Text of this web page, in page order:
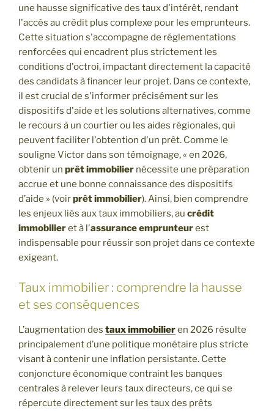
une hausse significative des taux d'intérêt, rendant
l'accès au crédit plus complexe pour les emprunteurs.
Cette situation s'accompagne de réglementations
renforcées qui encadrent plus strictement les
conditions d'octroi, impactant directement la capacité
des candidats à financer leur projet. Dans ce contexte,
il est crucial de s'informer précisément sur les
dispositifs d'aide et les solutions alternatives, comme
le recours à un courtier ou les aides régionales, qui
peuvent faciliter l'obtention d'un prêt. Comme le
souligne Victor dans son témoignage, « en 2026,
obtenir un prêt immobilier nécessite une préparation
accrue et une bonne connaissance des dispositifs
d’aide » (voirprêt immobilier). Ainsi, bien comprendre
les enjeux liés aux taux immobiliers, au crédit
immobilieret à l'assurance emprunteurest
indispensable pour réussir son projet dans ce contexte
exigeant.
Taux immobilier : comprendre la hausse
et ses conséquences
L’augmentation des taux immobilieren 2026 résulte
principalement d’une politique monétaire plus stricte
visant à contenir une inflation persistante. Cette
conjoncture économique contraint les banques
centrales à relever leurs taux directeurs, ce qui se
répercute directement sur les taux des prêts